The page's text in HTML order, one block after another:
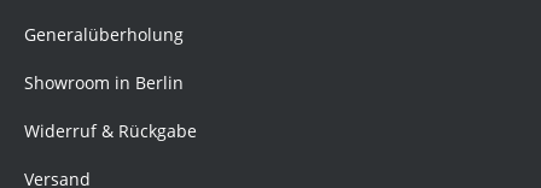
Generalüberholung
Showroom in Berlin
Widerruf & Rückgabe
Versand